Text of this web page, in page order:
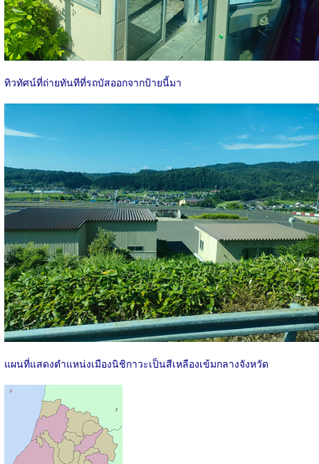
ทิวทัศน์ที่ถ่ายทันทีที่รถบัสออกจากป้ายนี้มา
แผนที่แสดงตำแหน่งเมืองนิชิกาวะเป็นสีเหลืองเข้มกลางจังหวัด